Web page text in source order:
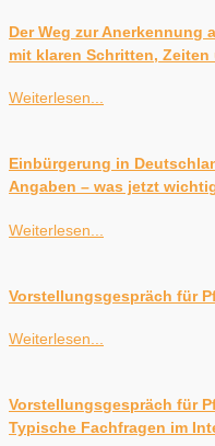
Der Weg zur
mit klaren Schritten,
Weiterlesen...
Einbürgerung in
Angaben – was jetzt
Weiterlesen...
Vorstellungsgespräch für
Weiterlesen...
Vorstellungsgespräch für
Typische Fachfragen im